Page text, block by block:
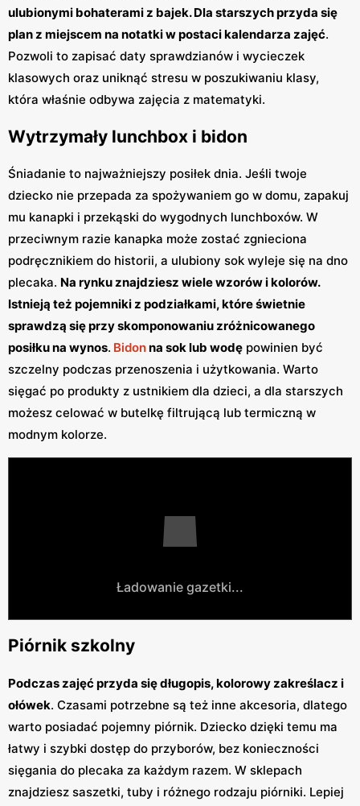
ulubionymi bohaterami z bajek. Dla starszych przyda się
plan z miejscem na notatki w postaci kalendarza zajęć.
Pozwoli to zapisać daty sprawdzianów i wycieczek
klasowych oraz uniknąć stresu w poszukiwaniu klasy,
która właśnie odbywa zajęcia z matematyki.
Wytrzymały lunchbox i bidon
Śniadanie to najważniejszy posiłek dnia. Jeśli twoje
dziecko nie przepada za spożywaniem go w domu, zapakuj
mu kanapki i przekąski do wygodnych lunchboxów. W
przeciwnym razie kanapka może zostać zgnieciona
podręcznikiem do historii, a ulubiony sok wyleje się na dno
plecaka. Na rynku znajdziesz wiele wzorów i kolorów.
Istnieją też pojemniki z podziałkami, które świetnie
sprawdzą się przy skomponowaniu zróżnicowanego
posiłku na wynos. Bidonna sok lub wodę powinien być
szczelny podczas przenoszenia i użytkowania. Warto
sięgać po produkty z ustnikiem dla dzieci, a dla starszych
możesz celować w butelkę filtrującą lub termiczną w
modnym kolorze.
Ładowanie gazetki...
Piórnik szkolny
Podczas zajęć przyda się długopis, kolorowy zakreślacz i
ołówek. Czasami potrzebne są też inne akcesoria, dlatego
warto posiadać pojemny piórnik. Dziecko dzięki temu ma
łatwy i szybki dostęp do przyborów, bez konieczności
sięgania do plecaka za każdym razem. W sklepach
znajdziesz saszetki, tuby i różnego rodzaju piórniki. Lepiej